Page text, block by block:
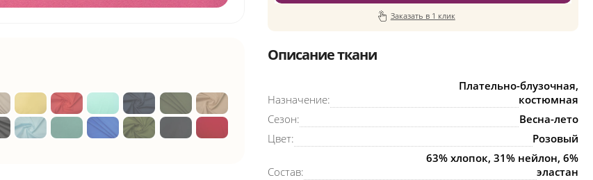
Заказать в 1 клик
Описание ткани
Назначение:
Плательно-блузочная,
костюмная
Сезон:
Весна-лето
Цвет:
Розовый
Состав:
63% хлопок, 31% нейлон, 6%
эластан